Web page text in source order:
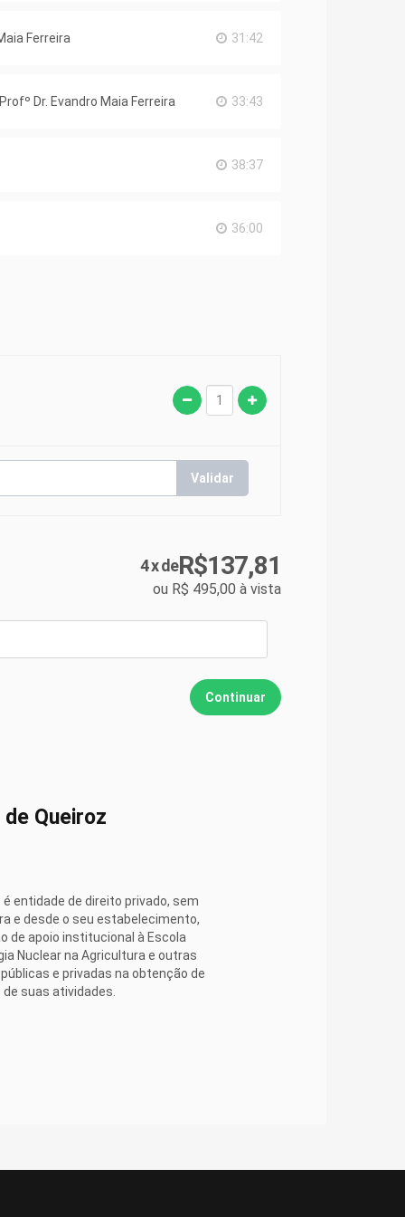
Ferreira 31:42
Dr. Evandro Maia Ferreira 33:43
38:37
36:00
- Profº Dr. Evandro Maia
48:35
na terminação de cordeiros
pasto como estratégia - Profº
Validar
4 x deR$137,81
ou R$ 495,00 à vista
Queiroz
é entidade de direito privado, sem
e desde o seu estabelecimento,
de apoio institucional à Escola
Nuclear na Agricultura e outras
e privadas na obtenção de
suas atividades.